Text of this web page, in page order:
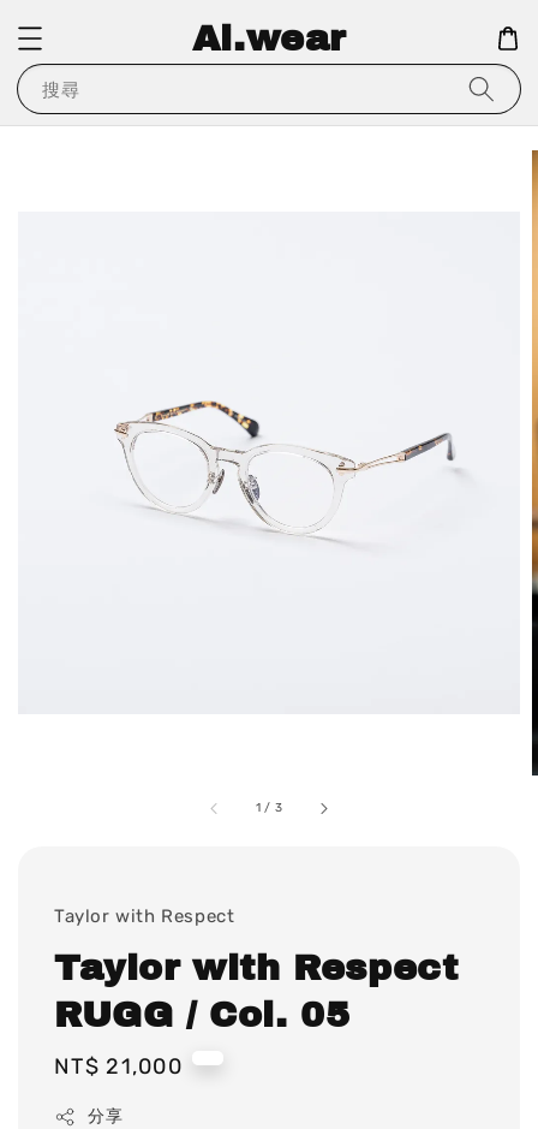
Ai.wear
搜尋
1 / 3
Taylor with Respect
Taylor with Respect
RUGG / Col. 05
Regular
NT$ 21,000
分享